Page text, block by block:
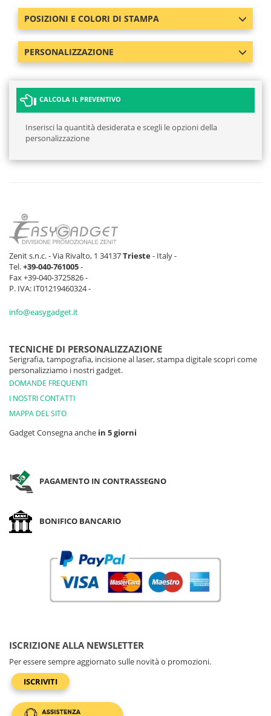
POSIZIONI E COLORI DI STAMPA
PERSONALIZZAZIONE
CALCOLA IL PREVENTIVO
Inserisci la quantità desiderata e scegli le opzioni della
personalizzazione
Zenit s.n.c. - Via Rivalto, 1 34137Trieste- Italy -
Tel.+39-040-761005-
Fax +39-040-3725826 -
P. IVA: IT01219460324 -
info@easygadget.it
TECNICHE DI PERSONALIZZAZIONE
Serigrafia, tampografia, incisione al laser, stampa digitale scopri come
personalizziamo i nostri gadget.
DOMANDE FREQUENTI
I NOSTRI CONTATTI
MAPPA DEL SITO
Gadget Consegna anche in 5 giorni
PAGAMENTO IN CONTRASSEGNO
BONIFICO BANCARIO
ISCRIZIONE ALLA NEWSLETTER
Per essere sempre aggiornato sulle novità o promozioni.
ISCRIVITI